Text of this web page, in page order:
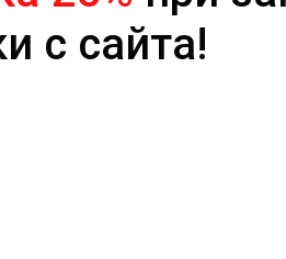
с сайта!